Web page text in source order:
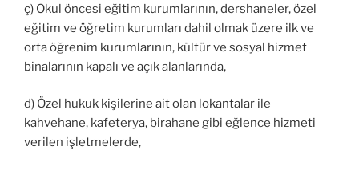
ç) Okul öncesi eğitim kurumlarının, dershaneler, özel
eğitim ve öğretim kurumları dahil olmak üzere ilk ve
orta öğrenim kurumlarının, kültür ve sosyal hizmet
binalarının kapalı ve açık alanlarında,
d) Özel hukuk kişilerine ait olan lokantalar ile
kahvehane, kafeterya, birahane gibi eğlence hizmeti
verilen işletmelerde,